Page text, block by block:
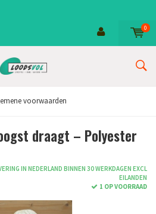
0
voorwaarden
draagt – Polyester
IN NEDERLAND BINNEN 30 WERKDAGEN EXCL
EILANDEN
1 OP VOORRAAD